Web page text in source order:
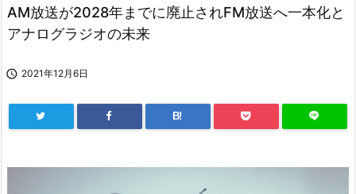
検索
AM放送が2028年までに廃止されFM放送へ一本化と
アナログラジオの未来
 2021年12月6日
B!